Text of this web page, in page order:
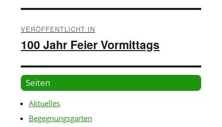
VERÖFFENTLICHT IN
100 Jahr Feier Vormittags
Seiten
Aktuelles
Begegnungsgarten